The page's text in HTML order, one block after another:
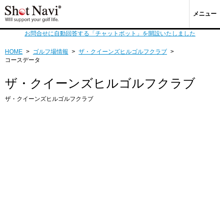
メニュー
お問合せに自動回答する「チャットボット」を開設いたしました
HOME > ゴルフ場情報 > ザ・クイーンズヒルゴルフクラブ >
コースデータ
ザ・クイーンズヒルゴルフクラブ
ザ・クイーンズヒルゴルフクラブ